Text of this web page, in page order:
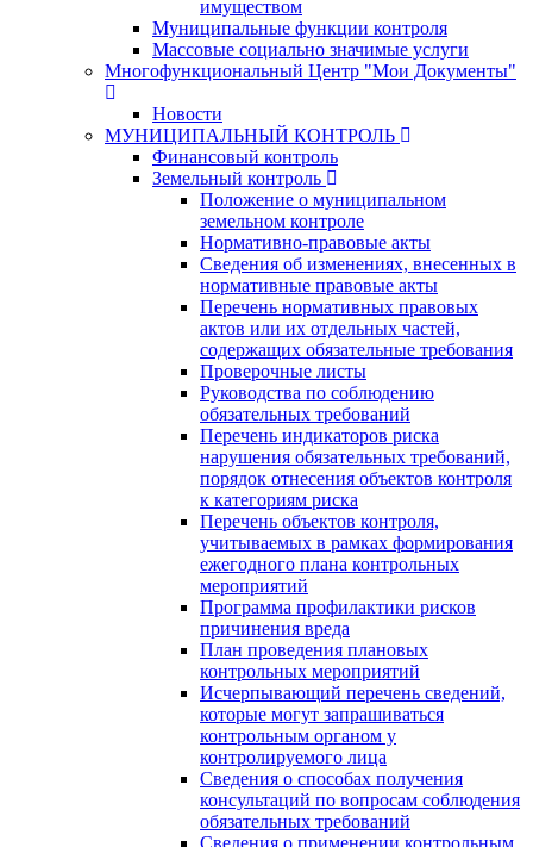
имуществом
Муниципальные функции контроля
Массовые социально значимые услуги
Многофункциональный Центр "Мои Документы"
Новости
МУНИЦИПАЛЬНЫЙ КОНТРОЛЬ
Финансовый контроль
Земельный контроль
Положение о муниципальном
земельном контроле
Нормативно-правовые акты
Сведения об изменениях, внесенных в
нормативные правовые акты
Перечень нормативных правовых
актов или их отдельных частей,
содержащих обязательные требования
Проверочные листы
Руководства по соблюдению
обязательных требований
Перечень индикаторов риска
нарушения обязательных требований,
порядок отнесения объектов контроля
к категориям риска
Перечень объектов контроля,
учитываемых в рамках формирования
ежегодного плана контрольных
мероприятий
Программа профилактики рисков
причинения вреда
План проведения плановых
контрольных мероприятий
Исчерпывающий перечень сведений,
которые могут запрашиваться
контрольным органом у
контролируемого лица
Сведения о способах получения
консультаций по вопросам соблюдения
обязательных требований
Сведения о применении контрольным